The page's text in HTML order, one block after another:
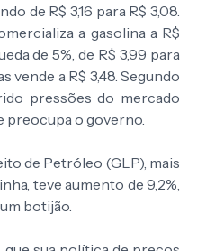
de R$ 3,16 para R$ 3,08.
a gasolina a R$
de 5%, de R$ 3,99 para
vende a R$ 3,48. Segundo
pressões do mercado
preocupa o governo.
de Petróleo (GLP), mais
teve aumento de 9,2%,
botijão.